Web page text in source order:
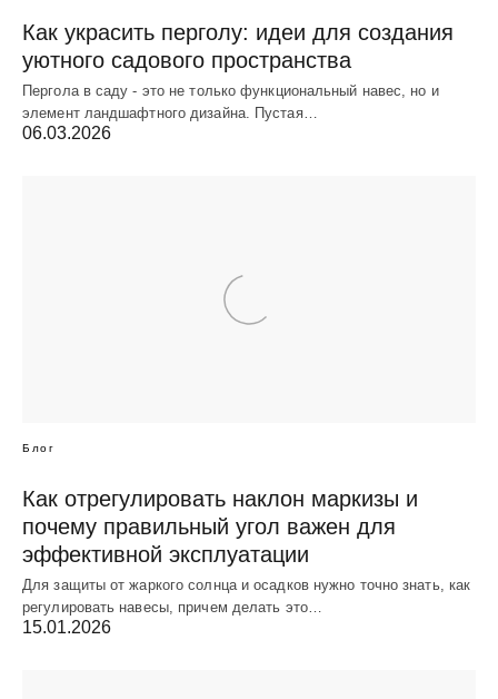
Как украсить перголу: идеи для создания
уютного садового пространства
Пергола в саду - это не только функциональный навес, но и
элемент ландшафтного дизайна. Пустая…
06.03.2026
Блог
Как отрегулировать наклон маркизы и
почему правильный угол важен для
эффективной эксплуатации
Для защиты от жаркого солнца и осадков нужно точно знать, как
регулировать навесы, причем делать это…
15.01.2026